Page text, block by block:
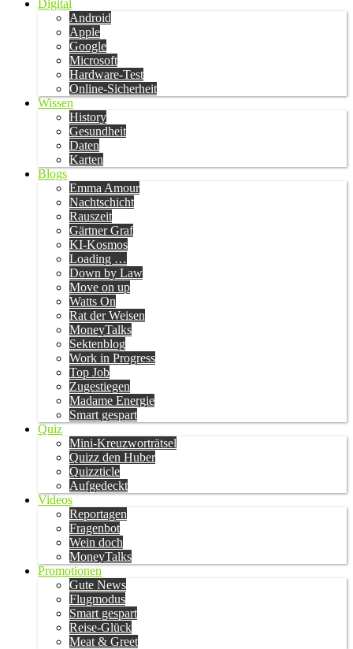
Digital
Android
Apple
Google
Microsoft
Hardware-Test
Online-Sicherheit
Wissen
History
Gesundheit
Daten
Karten
Blogs
Emma Amour
Nachtschicht
Rauszeit
Gärtner Graf
KI-Kosmos
Loading …
Down by Law
Move on up
Watts On
Rat der Weisen
MoneyTalks
Sektenblog
Work in Progress
Top Job
Zugestiegen
Madame Energie
Smart gespart
Quiz
Mini-Kreuzworträtsel
Quizz den Huber
Quizzticle
Aufgedeckt
Videos
Reportagen
Fragenbot
Wein doch
MoneyTalks
Promotionen
Gute News
Flugmodus
Smart gespart
Reise-Glück
Meat & Greet